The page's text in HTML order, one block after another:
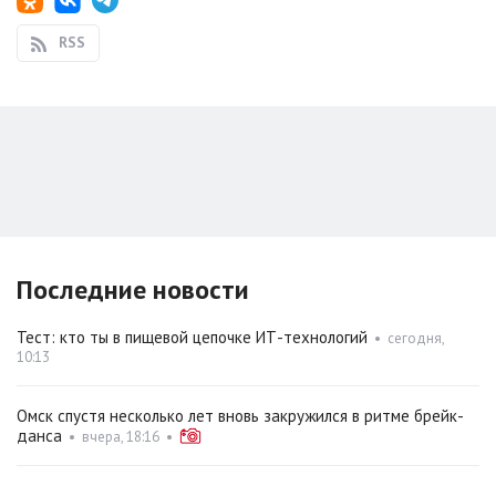
RSS
Последние новости
Тест: кто ты в пищевой цепочке ИТ-технологий • сегодня,
10:13
Омск спустя несколько лет вновь закружился в ритме брейк-
данса • вчера, 18:16 •